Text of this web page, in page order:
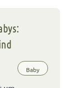
Baby